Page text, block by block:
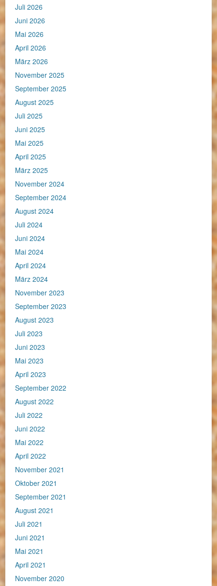
Juli 2026
Juni 2026
Mai 2026
April 2026
März 2026
November 2025
September 2025
August 2025
Juli 2025
Juni 2025
Mai 2025
April 2025
März 2025
November 2024
September 2024
August 2024
Juli 2024
Juni 2024
Mai 2024
April 2024
März 2024
November 2023
September 2023
August 2023
Juli 2023
Juni 2023
Mai 2023
April 2023
September 2022
August 2022
Juli 2022
Juni 2022
Mai 2022
April 2022
November 2021
Oktober 2021
September 2021
August 2021
Juli 2021
Juni 2021
Mai 2021
April 2021
November 2020